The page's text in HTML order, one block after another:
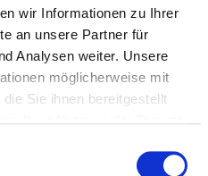
wir Informationen zu Ihrer
an unsere Partner für
Analysen weiter. Unsere
möglicherweise mit
Sie ihnen bereitgestellt
der